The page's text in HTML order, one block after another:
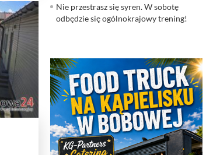
Nie przestrasz się syren. W sobotę
odbędzie się ogólnokrajowy trening!